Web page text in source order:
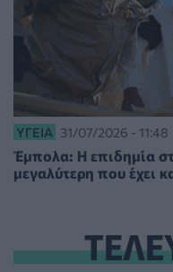
ΥΓΕΊΑ 31/07/2026 - 11:48
Έμπολα: Η επιδημία
μεγαλύτερη που έχει